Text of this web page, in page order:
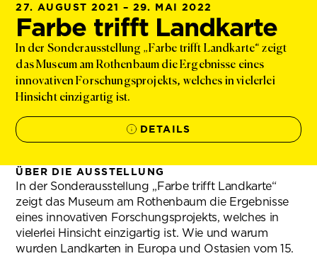
27. AUGUST 2021 – 29. MAI 2022
Farbe trifft Landkarte
In der Sonderausstellung „Farbe trifft Landkarte“ zeigt
das Museum am Rothenbaum die Ergebnisse eines
innovativen Forschungsprojekts, welches in vielerlei
Hinsicht einzigartig ist.
DETAILS
ÜBER DIE AUSSTELLUNG
In der Sonderausstellung „Farbe trifft Landkarte“
zeigt das Museum am Rothenbaum die Ergebnisse
eines innovativen Forschungsprojekts, welches in
vielerlei Hinsicht einzigartig ist. Wie und warum
wurden Landkarten in Europa und Ostasien vom 15.